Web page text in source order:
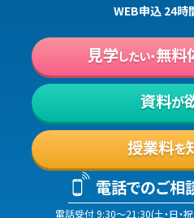
WEB申込 24時
見学したい・無料
資料が
授業料を
電話でのご相
電話受付9:30〜21:30(土・日・